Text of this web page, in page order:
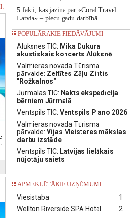
5 fakti, kas jāzina par «Coral Travel
Latvia» – piecu gadu darbībā
POPULĀRAKIE PIEDĀVĀJUMI
Alūksnes TIC: Mika Dukura
akustiskais koncerts Alūksnē
Valmieras novada Tūrisma
pārvalde: Zeltītes Zāļu Zintis
"Rožkalnos"
Jūrmalas TIC: Nakts ekspedīcija
bērniem Jūrmalā
Ventspils TIC: Ventspils Piano 2026
Valmieras novada Tūrisma
pārvalde: Vijas Meisteres mākslas
darbu izstāde
Ventspils TIC: Latvijas lielākais
nūjotāju saiets
APMEKLĒTĀKIE UZŅĒMUMI
1
Viesistaba
2
Wellton Riverside SPA Hotel